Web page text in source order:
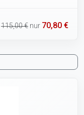
115,00 € nur 70,80 €